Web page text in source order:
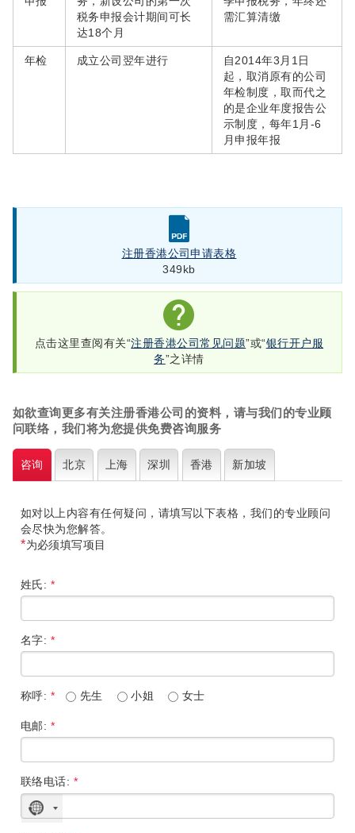
税务申报会计期间可长
达18个月
需汇算清缴
年检 成立公司翌年进行
自2014年3月1日
起，取消原有的公司
年检制度，取而代之
的是企业年度报告公
示制度，每年1月-6
月申报年报
注册香港公司申请表格
349kb
点击这里查阅有关“注册香港公司常见问题”或“银行开户服
务”之详情
如欲查询更多有关注册香港公司的资料，请与我们的专业顾
问联络，我们将为您提供免费咨询服务
咨询 北京 上海 深圳 香港 新加坡
如对以上内容有任何疑问，请填写以下表格，我们的专业顾问
会尽快为您解答。
*为必须填写项目
姓氏: *
名字: *
称呼: * 先生 小姐 女士
电邮: *
联络电话: *
没